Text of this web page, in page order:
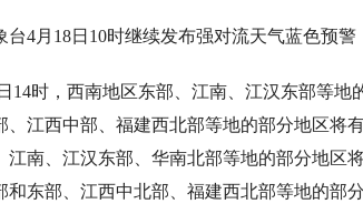
4月18日10时继续发布强对流天气蓝色预警
14时，西南地区东部、江南、江汉东部等
、江西中部、福建西北部等地的部分地区将
江南、江汉东部、华南北部等地的部分地区
和东部、江西中北部、福建西北部等地的部